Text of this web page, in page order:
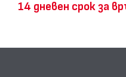
14 дневен срок за